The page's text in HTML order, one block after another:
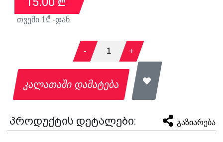
თვეში 1₾ -დან
- 1 +
კალათაში დამატება
პროდუქტის დეტალები: გაზიარება